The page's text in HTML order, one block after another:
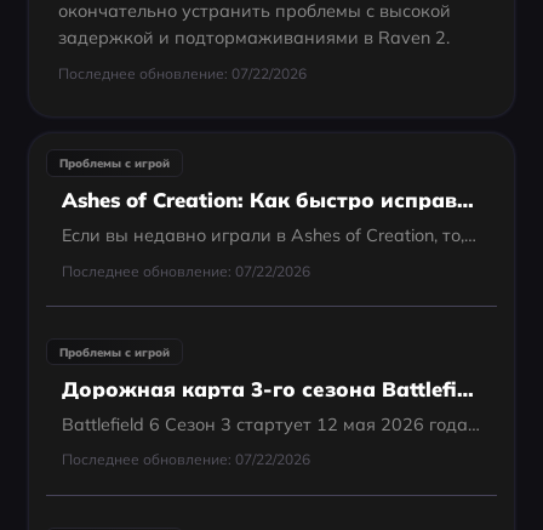
окончательно устранить проблемы с высокой
задержкой и подтормаживаниями в Raven 2.
Последнее обновление: 07/22/2026
Проблемы с игрой
Ashes of Creation: Как быстро исправить ошибки EAC
Если вы недавно играли в Ashes of Creation, то, скорее всего, провели больше времени, разбираясь с EAC, чем сражаясь в игре.
Последнее обновление: 07/22/2026
Проблемы с игрой
Дорожная карта 3-го сезона Battlefield 6: даты выхода, карты, режимы и оружие
Battlefield 6 Сезон 3 стартует 12 мая 2026 года в 4:00 PT / 12:00 UTC , а дорожная карта разделена на три обновления: Warlords: Supremacy — 12 мая, Blastpoint — 9 июня и High-Value Target — 30 июня .
Последнее обновление: 07/22/2026